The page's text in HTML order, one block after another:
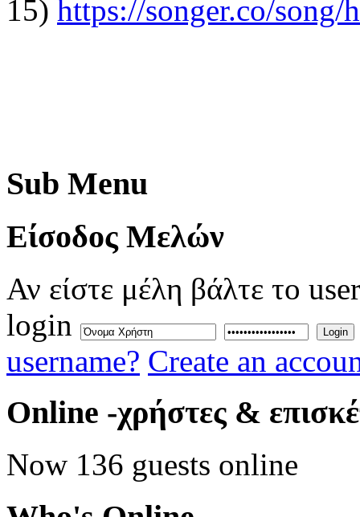
15) https://songer.co/
Sub Menu
Eίσοδος Μελών
Αν είστε μέλη βάλτε το
login
Login
username? Create an
Online -χρήστες &
Now 136 guests online